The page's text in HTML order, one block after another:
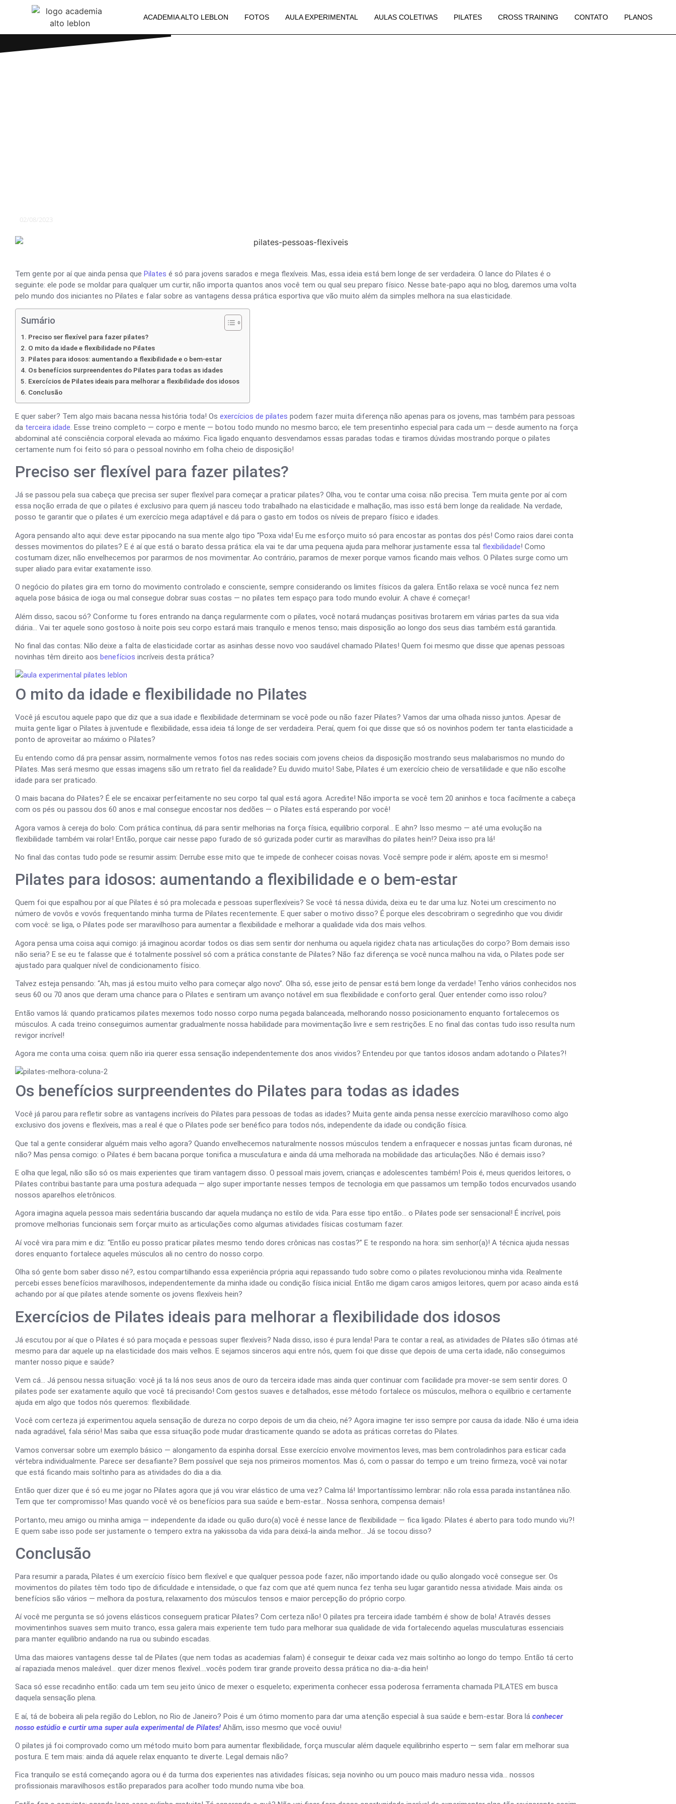
ACADEMIA ALTO LEBLON FOTOS AULA EXPERIMENTAL AULAS COLETIVAS PILATES CROSS TRAINING CONTATO PLANOS
02/08/2023
Tem gente por aí que ainda pensa que Pilates é só para jovens sarados e mega flexíveis. Mas, essa ideia está bem longe de ser verdadeira. O lance do Pilates é o
seguinte: ele pode se moldar para qualquer um curtir, não importa quantos anos você tem ou qual seu preparo físico. Nesse bate-papo aqui no blog, daremos uma volta
pelo mundo dos iniciantes no Pilates e falar sobre as vantagens dessa prática esportiva que vão muito além da simples melhora na sua elasticidade.
Sumário
Preciso ser flexível para fazer pilates?
O mito da idade e flexibilidade no Pilates
Pilates para idosos: aumentando a flexibilidade e o bem-estar
Os benefícios surpreendentes do Pilates para todas as idades
Exercícios de Pilates ideais para melhorar a flexibilidade dos idosos
Conclusão
E quer saber? Tem algo mais bacana nessa história toda! Os exercícios de pilates podem fazer muita diferença não apenas para os jovens, mas também para pessoas
da terceira idade. Esse treino completo — corpo e mente — botou todo mundo no mesmo barco; ele tem presentinho especial para cada um — desde aumento na força
abdominal até consciência corporal elevada ao máximo. Fica ligado enquanto desvendamos essas paradas todas e tiramos dúvidas mostrando porque o pilates
certamente num foi feito só para o pessoal novinho em folha cheio de disposição!
Preciso ser flexível para fazer pilates?
Já se passou pela sua cabeça que precisa ser super flexível para começar a praticar pilates? Olha, vou te contar uma coisa: não precisa. Tem muita gente por aí com
essa noção errada de que o pilates é exclusivo para quem já nasceu todo trabalhado na elasticidade e malhação, mas isso está bem longe da realidade. Na verdade,
posso te garantir que o pilates é um exercício mega adaptável e dá para o gasto em todos os níveis de preparo físico e idades.
Agora pensando alto aqui: deve estar pipocando na sua mente algo tipo “Poxa vida! Eu me esforço muito só para encostar as pontas dos pés! Como raios darei conta
desses movimentos do pilates? E é aí que está o barato dessa prática: ela vai te dar uma pequena ajuda para melhorar justamente essa tal flexibilidade! Como
costumam dizer, não envelhecemos por pararmos de nos movimentar. Ao contrário, paramos de mexer porque vamos ficando mais velhos. O Pilates surge como um
super aliado para evitar exatamente isso.
O negócio do pilates gira em torno do movimento controlado e consciente, sempre considerando os limites físicos da galera. Então relaxa se você nunca fez nem
aquela pose básica de ioga ou mal consegue dobrar suas costas — no pilates tem espaço para todo mundo evoluir. A chave é começar!
Além disso, sacou só? Conforme tu fores entrando na dança regularmente com o pilates, você notará mudanças positivas brotarem em várias partes da sua vida
diária… Vai ter aquele sono gostoso à noite pois seu corpo estará mais tranquilo e menos tenso; mais disposição ao longo dos seus dias também está garantida.
No final das contas: Não deixe a falta de elasticidade cortar as asinhas desse novo voo saudável chamado Pilates! Quem foi mesmo que disse que apenas pessoas
novinhas têm direito aos benefícios incríveis desta prática?
O mito da idade e flexibilidade no Pilates
Você já escutou aquele papo que diz que a sua idade e flexibilidade determinam se você pode ou não fazer Pilates? Vamos dar uma olhada nisso juntos. Apesar de
muita gente ligar o Pilates à juventude e flexibilidade, essa ideia tá longe de ser verdadeira. Peraí, quem foi que disse que só os novinhos podem ter tanta elasticidade a
ponto de aproveitar ao máximo o Pilates?
Eu entendo como dá pra pensar assim, normalmente vemos fotos nas redes sociais com jovens cheios da disposição mostrando seus malabarismos no mundo do
Pilates. Mas será mesmo que essas imagens são um retrato fiel da realidade? Eu duvido muito! Sabe, Pilates é um exercício cheio de versatilidade e que não escolhe
idade para ser praticado.
O mais bacana do Pilates? É ele se encaixar perfeitamente no seu corpo tal qual está agora. Acredite! Não importa se você tem 20 aninhos e toca facilmente a cabeça
com os pés ou passou dos 60 anos e mal consegue encostar nos dedões — o Pilates está esperando por você!
Agora vamos à cereja do bolo: Com prática contínua, dá para sentir melhorias na força física, equilíbrio corporal… E ahn? Isso mesmo — até uma evolução na
flexibilidade também vai rolar! Então, porque cair nesse papo furado de só gurizada poder curtir as maravilhas do pilates hein!? Deixa isso pra lá!
No final das contas tudo pode se resumir assim: Derrube esse mito que te impede de conhecer coisas novas. Você sempre pode ir além; aposte em si mesmo!
Pilates para idosos: aumentando a flexibilidade e o bem-estar
Quem foi que espalhou por aí que Pilates é só pra molecada e pessoas superflexíveis? Se você tá nessa dúvida, deixa eu te dar uma luz. Notei um crescimento no
número de vovôs e vovós frequentando minha turma de Pilates recentemente. E quer saber o motivo disso? É porque eles descobriram o segredinho que vou dividir
com você: se liga, o Pilates pode ser maravilhoso para aumentar a flexibilidade e melhorar a qualidade vida dos mais velhos.
Agora pensa uma coisa aqui comigo: já imaginou acordar todos os dias sem sentir dor nenhuma ou aquela rigidez chata nas articulações do corpo? Bom demais isso
não seria? E se eu te falasse que é totalmente possível só com a prática constante de Pilates? Não faz diferença se você nunca malhou na vida, o Pilates pode ser
ajustado para qualquer nível de condicionamento físico.
Talvez esteja pensando: “Ah, mas já estou muito velho para começar algo novo”. Olha só, esse jeito de pensar está bem longe da verdade! Tenho vários conhecidos nos
seus 60 ou 70 anos que deram uma chance para o Pilates e sentiram um avanço notável em sua flexibilidade e conforto geral. Quer entender como isso rolou?
Então vamos lá: quando praticamos pilates mexemos todo nosso corpo numa pegada balanceada, melhorando nosso posicionamento enquanto fortalecemos os
músculos. A cada treino conseguimos aumentar gradualmente nossa habilidade para movimentação livre e sem restrições. E no final das contas tudo isso resulta num
revigor incrível!
Agora me conta uma coisa: quem não iria querer essa sensação independentemente dos anos vividos? Entendeu por que tantos idosos andam adotando o Pilates?!
Os benefícios surpreendentes do Pilates para todas as idades
Você já parou para refletir sobre as vantagens incríveis do Pilates para pessoas de todas as idades? Muita gente ainda pensa nesse exercício maravilhoso como algo
exclusivo dos jovens e flexíveis, mas a real é que o Pilates pode ser benéfico para todos nós, independente da idade ou condição física.
Que tal a gente considerar alguém mais velho agora? Quando envelhecemos naturalmente nossos músculos tendem a enfraquecer e nossas juntas ficam duronas, né
não? Mas pensa comigo: o Pilates é bem bacana porque tonifica a musculatura e ainda dá uma melhorada na mobilidade das articulações. Não é demais isso?
E olha que legal, não são só os mais experientes que tiram vantagem disso. O pessoal mais jovem, crianças e adolescentes também! Pois é, meus queridos leitores, o
Pilates contribui bastante para uma postura adequada — algo super importante nesses tempos de tecnologia em que passamos um tempão todos encurvados usando
nossos aparelhos eletrônicos.
Agora imagina aquela pessoa mais sedentária buscando dar aquela mudança no estilo de vida. Para esse tipo então… o Pilates pode ser sensacional! É incrível, pois
promove melhorias funcionais sem forçar muito as articulações como algumas atividades físicas costumam fazer.
Aí você vira para mim e diz: “Então eu posso praticar pilates mesmo tendo dores crônicas nas costas?” E te respondo na hora: sim senhor(a)! A técnica ajuda nessas
dores enquanto fortalece aqueles músculos ali no centro do nosso corpo.
Olha só gente bom saber disso né?, estou compartilhando essa experiência própria aqui repassando tudo sobre como o pilates revolucionou minha vida. Realmente
percebi esses benefícios maravilhosos, independentemente da minha idade ou condição física inicial. Então me digam caros amigos leitores, quem por acaso ainda está
achando por aí que pilates atende somente os jovens flexíveis hein?
Exercícios de Pilates ideais para melhorar a flexibilidade dos idosos
Já escutou por aí que o Pilates é só para moçada e pessoas super flexíveis? Nada disso, isso é pura lenda! Para te contar a real, as atividades de Pilates são ótimas até
mesmo para dar aquele up na elasticidade dos mais velhos. E sejamos sinceros aqui entre nós, quem foi que disse que depois de uma certa idade, não conseguimos
manter nosso pique e saúde?
Vem cá… Já pensou nessa situação: você já ta lá nos seus anos de ouro da terceira idade mas ainda quer continuar com facilidade pra mover-se sem sentir dores. O
pilates pode ser exatamente aquilo que você tá precisando! Com gestos suaves e detalhados, esse método fortalece os músculos, melhora o equilíbrio e certamente
ajuda em algo que todos nós queremos: flexibilidade.
Você com certeza já experimentou aquela sensação de dureza no corpo depois de um dia cheio, né? Agora imagine ter isso sempre por causa da idade. Não é uma ideia
nada agradável, fala sério! Mas saiba que essa situação pode mudar drasticamente quando se adota as práticas corretas do Pilates.
Vamos conversar sobre um exemplo básico — alongamento da espinha dorsal. Esse exercício envolve movimentos leves, mas bem controladinhos para esticar cada
vértebra individualmente. Parece ser desafiante? Bem possível que seja nos primeiros momentos. Mas ó, com o passar do tempo e um treino firmeza, você vai notar
que está ficando mais soltinho para as atividades do dia a dia.
Então quer dizer que é só eu me jogar no Pilates agora que já vou virar elástico de uma vez? Calma lá! Importantíssimo lembrar: não rola essa parada instantânea não.
Tem que ter compromisso! Mas quando você vê os benefícios para sua saúde e bem-estar… Nossa senhora, compensa demais!
Portanto, meu amigo ou minha amiga — independente da idade ou quão duro(a) você é nesse lance de flexibilidade — fica ligado: Pilates é aberto para todo mundo viu?!
E quem sabe isso pode ser justamente o tempero extra na yakissoba da vida para deixá-la ainda melhor… Já se tocou disso?
Conclusão
Para resumir a parada, Pilates é um exercício físico bem flexível e que qualquer pessoa pode fazer, não importando idade ou quão alongado você consegue ser. Os
movimentos do pilates têm todo tipo de dificuldade e intensidade, o que faz com que até quem nunca fez tenha seu lugar garantido nessa atividade. Mais ainda: os
benefícios são vários — melhora da postura, relaxamento dos músculos tensos e maior percepção do próprio corpo.
Aí você me pergunta se só jovens elásticos conseguem praticar Pilates? Com certeza não! O pilates pra terceira idade também é show de bola! Através desses
movimentinhos suaves sem muito tranco, essa galera mais experiente tem tudo para melhorar sua qualidade de vida fortalecendo aquelas musculaturas essenciais
para manter equilíbrio andando na rua ou subindo escadas.
Uma das maiores vantagens desse tal de Pilates (que nem todas as academias falam) é conseguir te deixar cada vez mais soltinho ao longo do tempo. Então tá certo
aí rapaziada menos maleável… quer dizer menos flexível….vocês podem tirar grande proveito dessa prática no dia-a-dia hein!
Saca só esse recadinho então: cada um tem seu jeito único de mexer o esqueleto; experimenta conhecer essa poderosa ferramenta chamada PILATES em busca
daquela sensação plena.
E aí, tá de bobeira ali pela região do Leblon, no Rio de Janeiro? Pois é um ótimo momento para dar uma atenção especial à sua saúde e bem-estar. Bora lá conhecer
nosso estúdio e curtir uma super aula experimental de Pilates! Ahãm, isso mesmo que você ouviu!
O pilates já foi comprovado como um método muito bom para aumentar flexibilidade, força muscular além daquele equilibrinho esperto — sem falar em melhorar sua
postura. E tem mais: ainda dá aquele relax enquanto te diverte. Legal demais não?
Fica tranquilo se está começando agora ou é da turma dos experientes nas atividades físicas; seja novinho ou um pouco mais maduro nessa vida… nossos
profissionais maravilhosos estão preparados para acolher todo mundo numa vibe boa.